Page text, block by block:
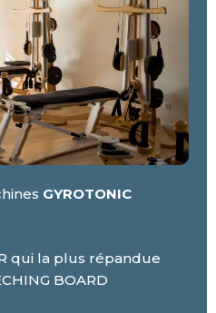
GYROTONIC
qui la plus répandue
BOARD